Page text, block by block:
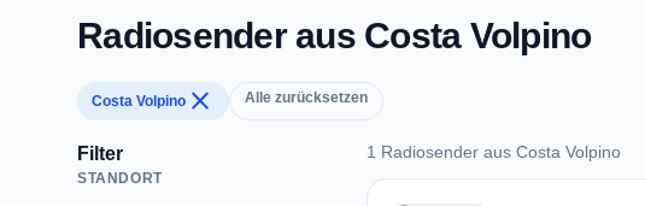
Radiosender aus Costa Volpino
Costa Volpino close Alle zurücksetzen
Filter
STANDORT
1 Radiosender aus Costa Volpino
1 Radiosender aus Costa Volpino